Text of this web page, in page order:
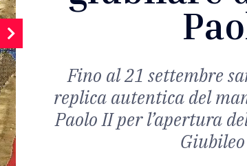
Fino al 21 settembre
replica autentica del
Paolo II per l’apertura